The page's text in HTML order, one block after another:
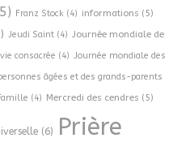
Franz Stock (4) informations (5)
Jeudi Saint (4) Journée mondiale de
consacrée (4) Journée mondiale des
âgées et des grands-parents
(4) Mercredi des cendres (5)
(6)
Prière